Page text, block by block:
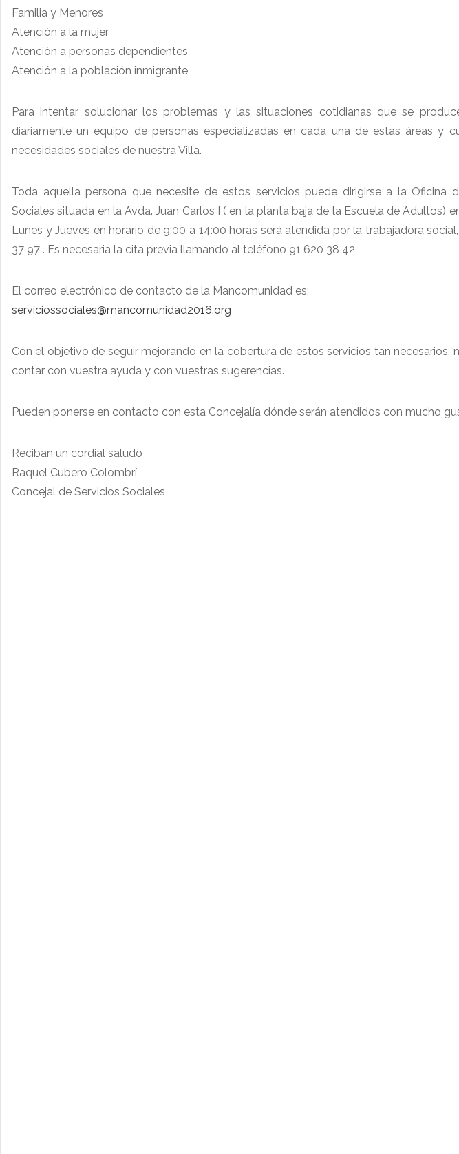
Familia y Menores
Atención a la mujer
Atención a personas dependientes
Atención a la población inmigrante
Para intentar solucionar los problemas y las situaciones cotidianas que se
diariamente un equipo de personas especializadas en cada una de estas áreas y
necesidades sociales de nuestra Villa.
Toda aquella persona que necesite de estos servicios puede dirigirse a la Oficina
Sociales situada en la Avda. Juan Carlos I ( en la planta baja de la Escuela de Adultos)
Lunes y Jueves en horario de 9:00 a 14:00 horas será atendida por la trabajadora
37 97 . Es necesaria la cita previa llamando al teléfono 91 620 38 42
El correo electrónico de contacto de la Mancomunidad es;
serviciossociales@mancomunidad2016.org
Con el objetivo de seguir mejorando en la cobertura de estos servicios tan necesarios,
contar con vuestra ayuda y con vuestras sugerencias.
Pueden ponerse en contacto con esta Concejalía dónde serán atendidos con mucho
Reciban un cordial saludo
Raquel Cubero Colombrí
Concejal de Servicios Sociales